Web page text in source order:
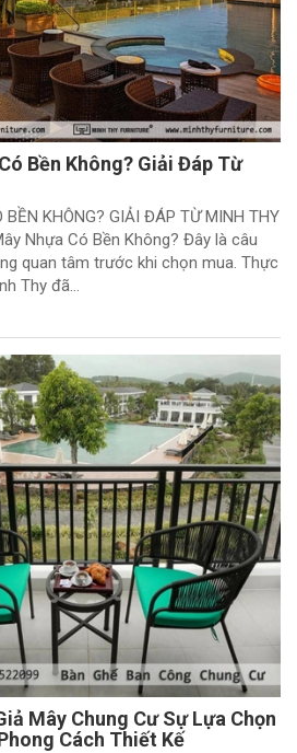
Bền Không? Giải Đáp Từ
BỀN KHÔNG? GIẢI ĐÁP TỪ MINH THY
Nhựa Có Bền Không? Đây là câu
quan tâm trước khi chọn mua. Thực
Thy đã...
Mây Chung Cư Sự Lựa Chọn
Cách Thiết Kế